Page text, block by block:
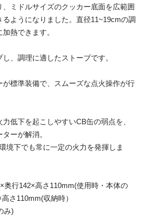
ミドルサイズのクッカー底面を広範囲
るようになりました。直径11~19cmの調
熱できます。
、調理に適したストーブです。
が標準装備で、スムーズな点火操作が行
低下を起こしやすいCB缶の弱点を、
ーが解消。
下でも常に一定の火力を発揮しま
奥行142×高さ110mm(使用時・本体の
さ110mm(収納時）
み)